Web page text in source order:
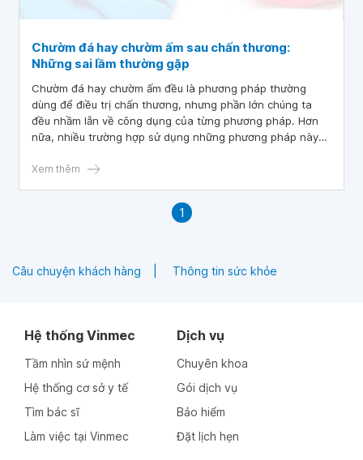
Chườm đá hay chườm ấm sau chấn thương:
Những sai lầm thường gặp
Chườm đá hay chườm ấm đều là phương pháp thường
dùng để điều trị chấn thương, nhưng phần lớn chúng ta
đều nhầm lẫn về công dụng của từng phương pháp. Hơn
nữa, nhiều trường hợp sử dụng những phương pháp này
nhiều hơn so với tác dụng mà các phương pháp này mang
Xem thêm
1
Câu chuyện khách hàng Thông tin sức khỏe
Hệ thống Vinmec
Tầm nhìn sứ mệnh
Hệ thống cơ sở y tế
Tìm bác sĩ
Làm việc tại Vinmec
Dịch vụ
Chuyên khoa
Gói dịch vụ
Bảo hiểm
Đặt lịch hẹn